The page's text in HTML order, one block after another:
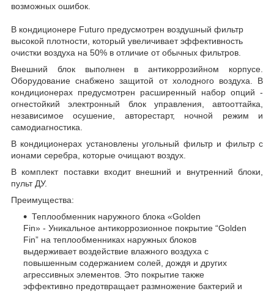
возможных ошибок.
В кондиционере Futuro предусмотрен воздушный фильтр
высокой плотности, который увеличивает эффективность
очистки воздуха на 50% в отличие от обычных фильтров.
Внешний блок выполнен в антикоррозийном корпусе.
Оборудование снабжено защитой от холодного воздуха. В
кондиционерах предусмотрен расширенный набор опций -
огнестойкий электронный блок управления, автооттайка,
независимое осушение, авторестарт, ночной режим и
самодиагностика.
В кондиционерах установлены угольный фильтр и фильтр с
ионами серебра, которые очищают воздух.
В комплект поставки входит внешний и внутренний блоки,
пульт ДУ.
Преимущества:
Теплообменник наружного блока «Golden
Fin» - Уникальное антикоррозионное покрытие “Golden
Fin” на теплообменниках наружных блоков
выдерживает воздействие влажного воздуха с
повышенным содержанием солей, дождя и других
агрессивных элементов. Это покрытие также
эффективно предотвращает размножение бактерий и